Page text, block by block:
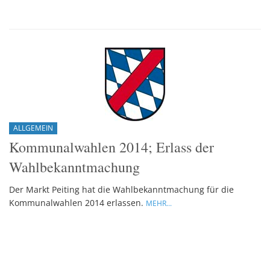
ALLGEMEIN
Kommunalwahlen 2014; Erlass der
Wahlbekanntmachung
Der Markt Peiting hat die Wahlbekanntmachung für die
Kommunalwahlen 2014 erlassen. MEHR...